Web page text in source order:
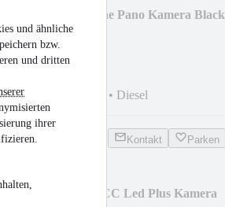
und ähnliche
bzw.
und dritten
ihrer
VIII 2.0 TDI R-Line Pano Kamera Black
•110 kW (150 PS) • Diesel
Kontakt Parken
DSG Style Navi ACC Led Plus Kamera